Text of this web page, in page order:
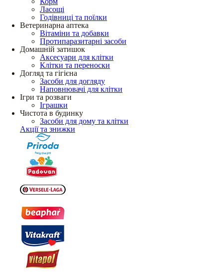
Ласощі
Годівниці та поїлки
Ветеринарна аптека
Вітаміни та добавки
Протипаразитарні засоби
Домашній затишок
Аксесуари для клітки
Клітки та переноски
Догляд та гігієна
Засоби для догляду
Наповнювачі для клітки
Ігри та розваги
Іграшки
Чистота в будинку
Засоби для дому та клітки
Акції та знижки